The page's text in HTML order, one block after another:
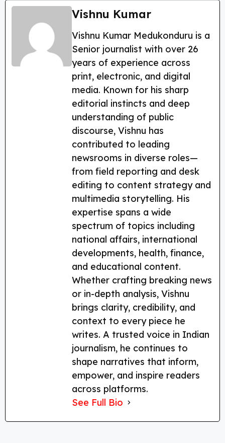
e
b
o
er
e
g
ra
m
a
ts
A
p
p
er
e
st
a
re
Vishnu Kumar
Vishnu Kumar Medukonduru is a
Senior journalist with over 26
years of experience across
print, electronic, and digital
media. Known for his sharp
editorial instincts and deep
understanding of public
discourse, Vishnu has
contributed to leading
newsrooms in diverse roles—
from field reporting and desk
editing to content strategy and
multimedia storytelling. His
expertise spans a wide
spectrum of topics including
national affairs, international
developments, health, finance,
and educational content.
Whether crafting breaking news
or in-depth analysis, Vishnu
brings clarity, credibility, and
context to every piece he
writes. A trusted voice in Indian
journalism, he continues to
shape narratives that inform,
empower, and inspire readers
across platforms.
See Full Bio